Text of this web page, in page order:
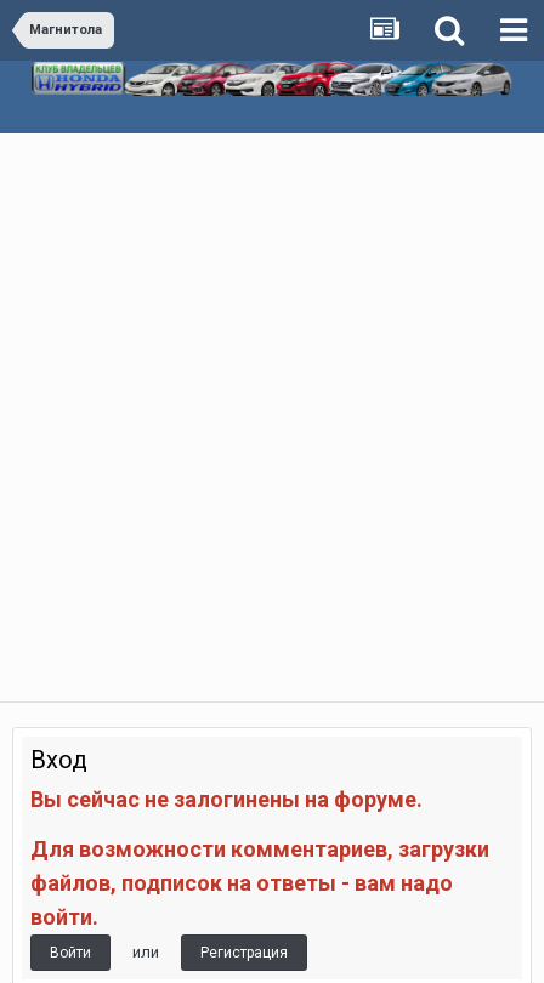
Магнитола
Вход
Вы сейчас не залогинены на форуме.
Для возможности комментариев, загрузки
файлов, подписок на ответы - вам надо
войти.
Войти или Регистрация